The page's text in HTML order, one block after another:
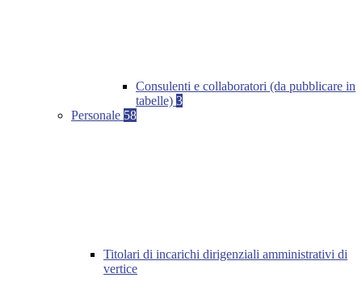
Consulenti e collaboratori (da pubblicare in
tabelle) 3
Personale 58
Titolari di incarichi dirigenziali amministrativi di
vertice